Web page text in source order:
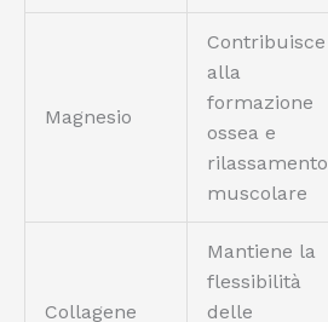
Magnesio
Contribuisce
alla
formazione
ossea e
rilassamento
muscolare
Collagene
Mantiene la
flessibilità
delle